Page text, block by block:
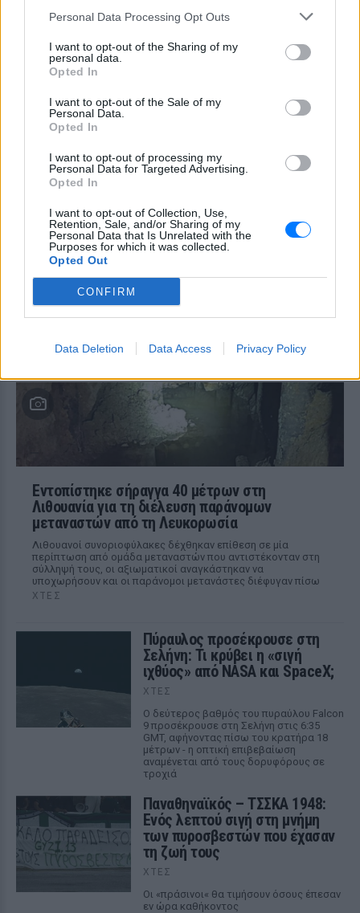
Personal Data Processing Opt Outs
I want to opt-out of the Sharing of my
personal data.
Opted In
I want to opt-out of the Sale of my
Personal Data.
Opted In
I want to opt-out of processing my
Personal Data for Targeted Advertising.
Opted In
I want to opt-out of Collection, Use,
Retention, Sale, and/or Sharing of my
Personal Data that Is Unrelated with the
Purposes for which it was collected.
Opted Out
CONFIRM
Data Deletion Data Access Privacy Policy
Ο ίδιος δήλωσε ότι ο πελάτης του είχε
εξάρτηση από τους γονείς του
σφάξει τη μητέρα του και
χτύπησε τον αδελφό του για το
Τα προβλήματα ξεκίνησαν μετά την
Βίντεο: Υποψήφιος
Δημοκρατικών στη Χαβάη
βρίζει γυναίκες σε παραλία και
ΠΡΙΝ 9 ΏΡΕΣ
φέρεται να απείλησε λουόμενους και να
Εντοπίστηκε σήραγγα 40 μέτρων στη
Λιθουανία για τη διέλευση παράνομων
μεταναστών από τη Λευκορωσία
Λιθουανοί συνοριοφύλακες δέχθηκαν επίθεση σε μία
περίπτωση από ομάδα μεταναστών που αντιστέκονταν στη
σύλληψή τους, οι αξιωματικοί αναγκάστηκαν να
υποχωρήσουν και οι παράνομοι μετανάστες διέφυγαν πίσω
ΧΤΕΣ
Πύραυλος προσέκρουσε στη
Σελήνη: Τι κρύβει η «σιγή
ιχθύος» από NASA και SpaceX;
ΧΤΕΣ
Ο δεύτερος βαθμός του πυραύλου Falcon
9 προσέκρουσε στη Σελήνη στις 6:35
GMT, αφήνοντας πίσω του κρατήρα 18
μέτρων - η οπτική επιβεβαίωση
αναμένεται από τους δορυφόρους σε
τροχιά
Παναθηναϊκός – ΤΣΣΚΑ 1948:
Ενός λεπτού σιγή στη μνήμη
των πυροσβεστών που έχασαν
τη ζωή τους
ΧΤΕΣ
Οι «πράσινοι« θα τιμήσουν όσους έπεσαν
εν ώρα καθήκοντος